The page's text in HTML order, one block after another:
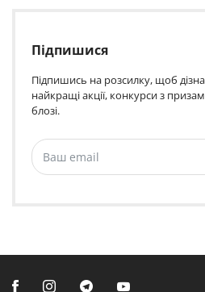
Підпишися
Підпишись на розсилку, щоб
найкращі акції, конкурси з
блозі.